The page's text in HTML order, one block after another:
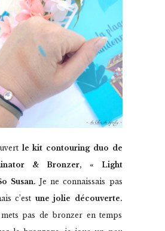
le kit contouring duo de
& Bronzer, « Light
Susan. Je ne connaissais pas
c’est une jolie découverte.
pas de bronzer en temps